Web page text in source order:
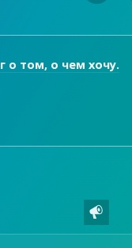
о том, о чем хочу.
